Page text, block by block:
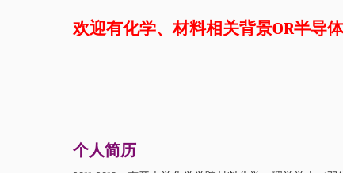
欢迎有化学、材料相关背景OR半导
个人简历